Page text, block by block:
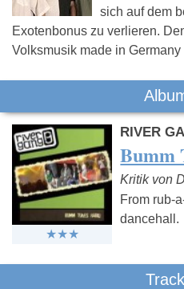
sich auf dem
Exotenbonus zu verlieren.
Volksmusik made in
RIVER
Bumm
Kritik von
From rub-
dancehall.